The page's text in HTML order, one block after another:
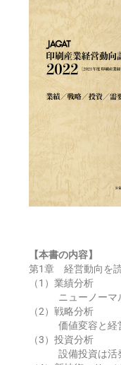
【本書の内容】
第1章 経営動向を読
（1）業績分析
ニューノーマル
（2）戦略分析
価値変容と経営
（3）投資分析
設備投資は活発